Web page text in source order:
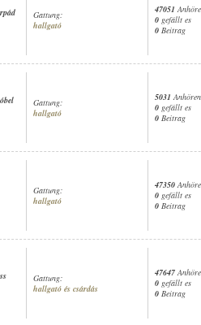
Gattung:
hallgató
47051
0 gefällt es
0 Beitrag
Gattung:
hallgató
5031 Anhören
0 gefällt es
0 Beitrag
Gattung:
hallgató
47350
0 gefällt es
0 Beitrag
Gattung:
hallgató és csárdás
47647
0 gefällt es
0 Beitrag